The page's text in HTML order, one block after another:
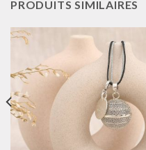
PRODUITS SIMILAIRES